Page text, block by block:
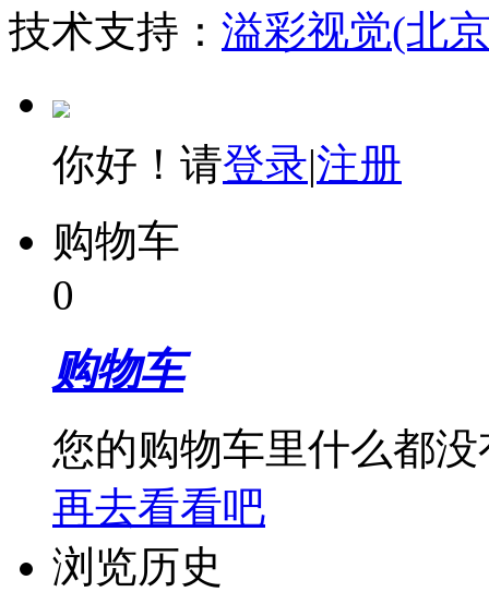
技术支持： 溢彩视觉(北
你好！请登录|注册
购物车
0
购物车
您的购物车里什么都没
再去看看吧
浏览历史